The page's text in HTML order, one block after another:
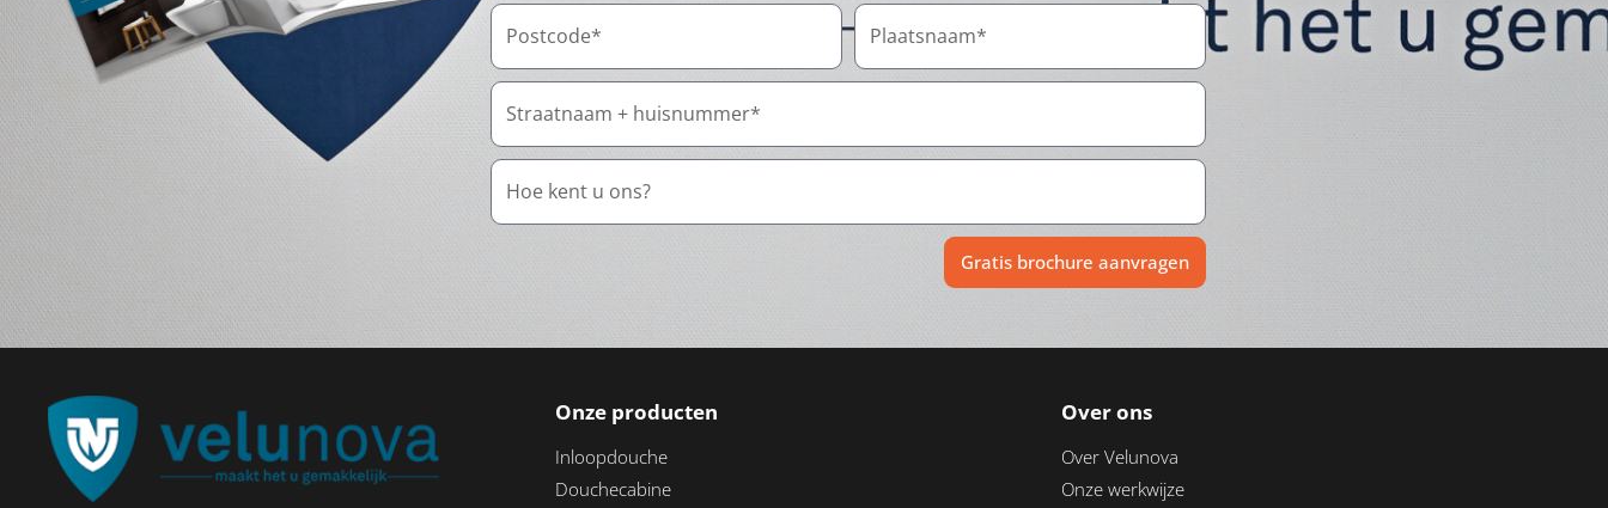
Gratis brochure aanvragen
Onze producten
Inloopdouche
Douchecabine
Over ons
Over Velunova
Onze werkwijze